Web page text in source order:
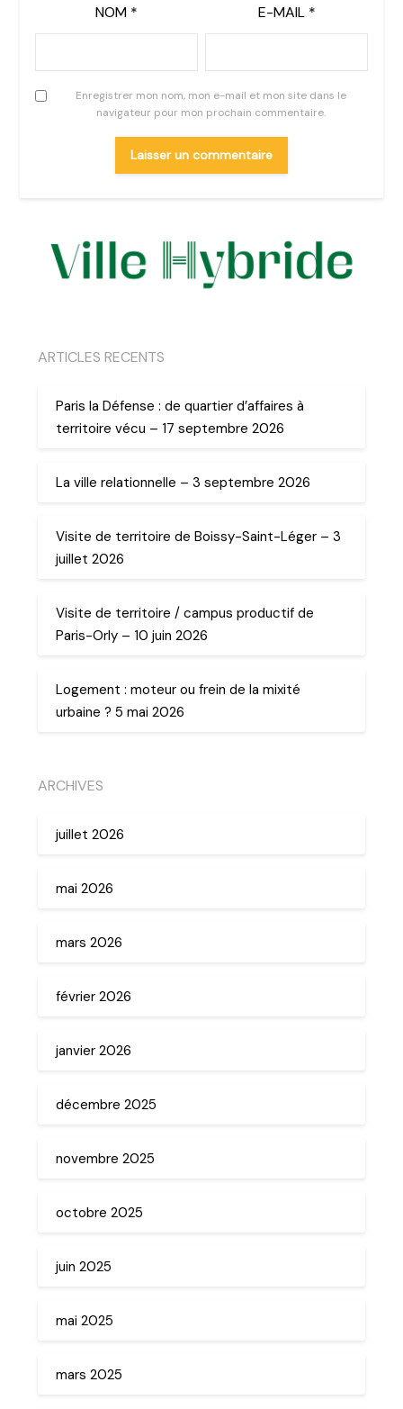
NOM * E-MAIL *
Enregistrer mon nom, mon e-mail et mon site dans le
navigateur pour mon prochain commentaire.
ARTICLES RECENTS
Paris la Défense : de quartier d’affaires à
territoire vécu – 17 septembre 2026
La ville relationnelle – 3 septembre 2026
Visite de territoire de Boissy-Saint-Léger – 3
juillet 2026
Visite de territoire / campus productif de
Paris-Orly – 10 juin 2026
Logement : moteur ou frein de la mixité
urbaine ? 5 mai 2026
ARCHIVES
juillet 2026
mai 2026
mars 2026
février 2026
janvier 2026
décembre 2025
novembre 2025
octobre 2025
juin 2025
mai 2025
mars 2025